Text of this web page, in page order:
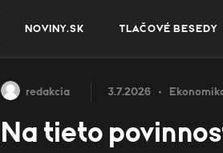
NOVINY.SK TLAČOVÉ BESEDY
redakcia 3.7.2026
Na tieto